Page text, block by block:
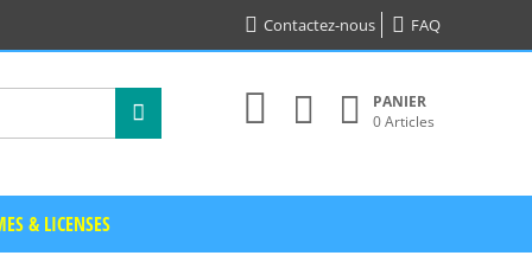
Contactez-nous FAQ
PANIER
0 Articles
& LICENSES